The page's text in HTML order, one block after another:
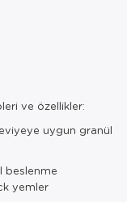
ve özellikler:
uygun granül
beslenme
yemler